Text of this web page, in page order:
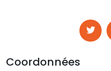
Coordonnées